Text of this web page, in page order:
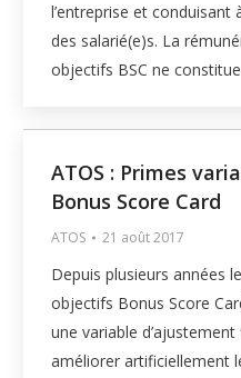
l’entreprise et
des salarié(e)s. La
objectifs BSC ne
ATOS : Primes
Bonus Score Card
ATOS 21 août 2017
Depuis plusieurs années
objectifs Bonus Score
une variable
améliorer artificiellement